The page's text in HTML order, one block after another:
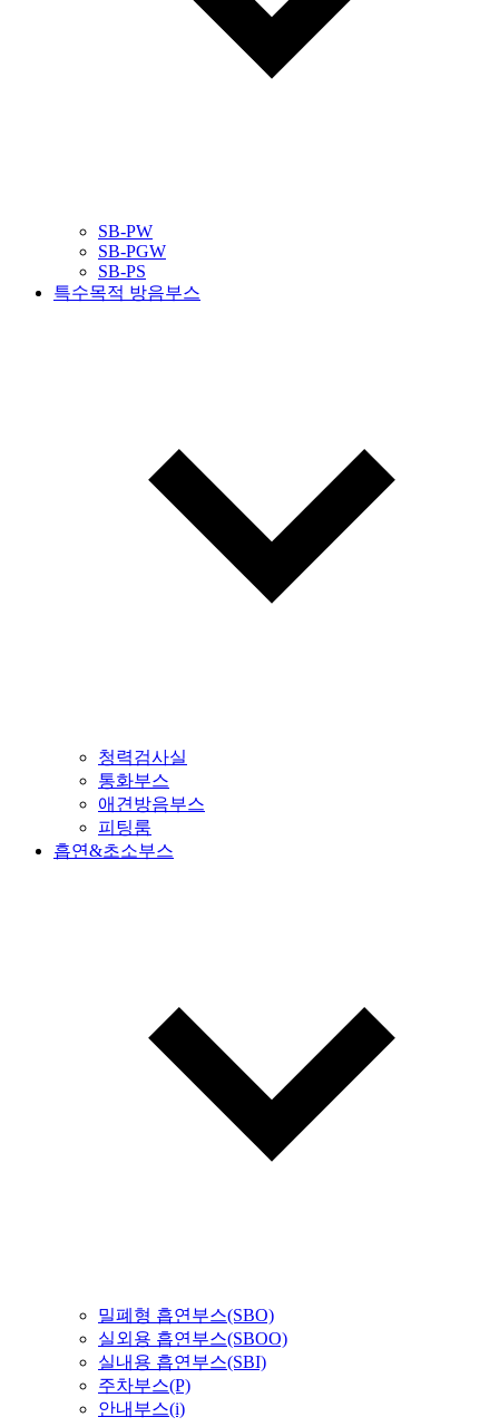
SB-PW
SB-PGW
SB-PS
특수목적 방음부스
청력검사실
통화부스
애견방음부스
피팅룸
흡연&초소부스
밀폐형 흡연부스(SBO)
실외용 흡연부스(SBOO)
실내용 흡연부스(SBI)
주차부스(P)
안내부스(i)